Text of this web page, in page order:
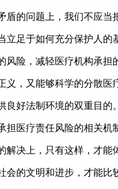
盾的问题上，我们不应
立足于如何充分保护人的
风险，减轻医疗机构承担
义，又能够科学的分散
良好法制环境的双重目
担医疗责任风险的相关
解决上，只有这样，才
会的文明和进步，才能